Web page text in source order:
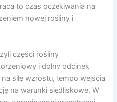
to czas oczekiwania na
nowej rośliny i
części rośliny
i dolny odcinek
siłę wzrostu, tempo wejścia
na warunki siedliskowe. W